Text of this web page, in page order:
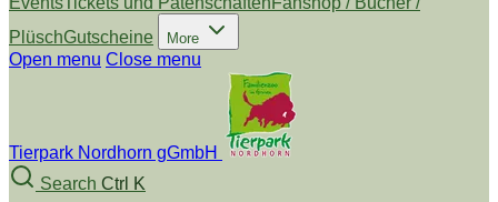
PlüschGutscheine More
Open menu Close menu
Tierpark Nordhorn gGmbH
Search Ctrl K